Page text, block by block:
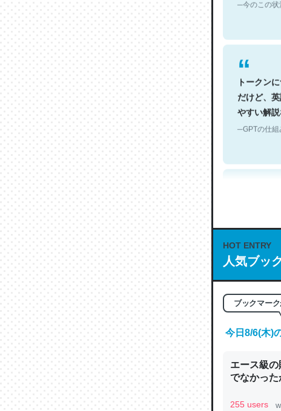
トークン
だけど、
やすい解
─GPTの仕組
これは良
の伏線」
やすく強
HOT ENTRY
人気ブッ
ブックマー
今日8/6(木)
エース級
でなかった
255 users